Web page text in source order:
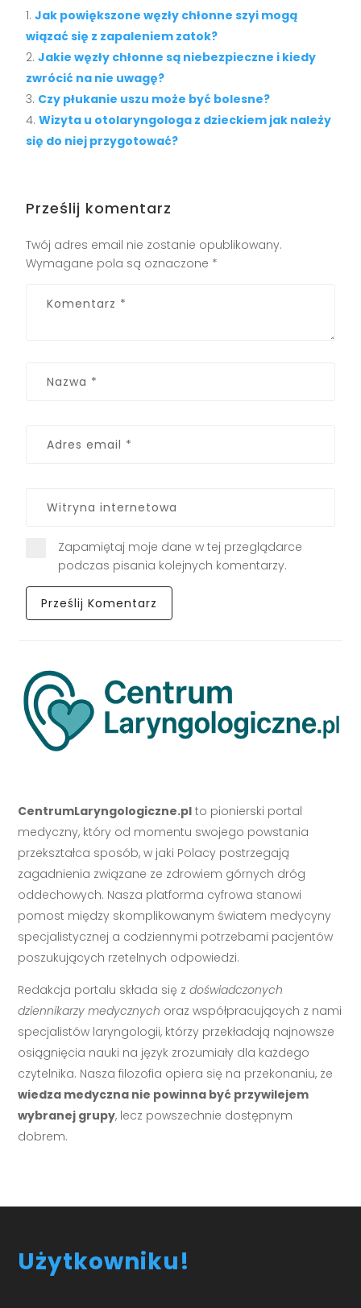
Jak powiększone węzły chłonne szyi mogą
wiązać się z zapaleniem zatok?
Jakie węzły chłonne są niebezpieczne i kiedy
zwrócić na nie uwagę?
Czy płukanie uszu może być bolesne?
Wizyta u otolaryngologa z dzieckiem jak należy
się do niej przygotować?
Prześlij komentarz
Twój adres email nie zostanie opublikowany.
Wymagane pola są oznaczone *
Zapamiętaj moje dane w tej przeglądarce
podczas pisania kolejnych komentarzy.
CentrumLaryngologiczne.pl to pionierski portal
medyczny, który od momentu swojego powstania
przekształca sposób, w jaki Polacy postrzegają
zagadnienia związane ze zdrowiem górnych dróg
oddechowych. Nasza platforma cyfrowa stanowi
pomost między skomplikowanym światem medycyny
specjalistycznej a codziennymi potrzebami pacjentów
poszukujących rzetelnych odpowiedzi.
Redakcja portalu składa się zdoświadczonych
dziennikarzy medycznych oraz współpracujących z nami
specjalistów laryngologii, którzy przekładają najnowsze
osiągnięcia nauki na język zrozumiały dla każdego
czytelnika. Nasza filozofia opiera się na przekonaniu, że
wiedza medyczna nie powinna być przywilejem
wybranej grupy, lecz powszechnie dostępnym
dobrem.
Użytkowniku!